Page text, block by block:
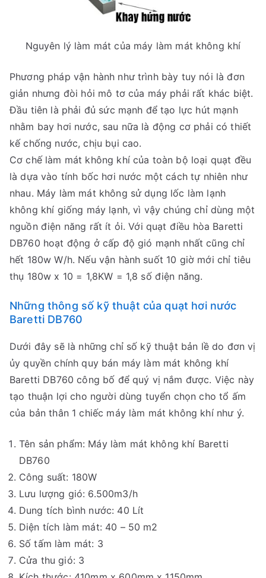
Nguyên lý làm mát của máy làm mát không khí
Phương pháp vận hành như trình bày tuy nói là đơn
giản nhưng đòi hỏi mô tơ của máy phải rất khác biệt.
Đầu tiên là phải đủ sức mạnh để tạo lực hút mạnh
nhằm bay hơi nước, sau nữa là động cơ phải có thiết
kế chống nước, chịu bụi cao.
Cơ chế làm mát không khí của toàn bộ loại quạt đều
là dựa vào tính bốc hơi nước một cách tự nhiên như
nhau. Máy làm mát không sử dụng lốc làm lạnh
không khí giống máy lạnh, vì vậy chúng chỉ dùng một
nguồn điện năng rất ít ỏi. Với quạt điều hòa Baretti
DB760 hoạt động ở cấp độ gió mạnh nhất cũng chỉ
hết 180w W/h. Nếu vận hành suốt 10 giờ mới chỉ tiêu
thụ 180w x 10 = 1,8KW = 1,8 số điện năng.
Những thông số kỹ thuật của quạt hơi nước
Baretti DB760
Dưới đây sẽ là những chỉ số kỹ thuật bản lề do đơn vị
ủy quyền chính quy bán máy làm mát không khí
Baretti DB760 công bố để quý vị nắm được. Việc này
tạo thuận lợi cho người dùng tuyển chọn cho tổ ấm
của bản thân 1 chiếc máy làm mát không khí như ý.
Tên sản phẩm: Máy làm mát không khí Baretti
DB760
Công suất: 180W
Lưu lượng gió: 6.500m3/h
Dung tích bình nước: 40 Lít
Diện tích làm mát: 40 – 50 m2
Số tấm làm mát: 3
Cửa thu gió: 3